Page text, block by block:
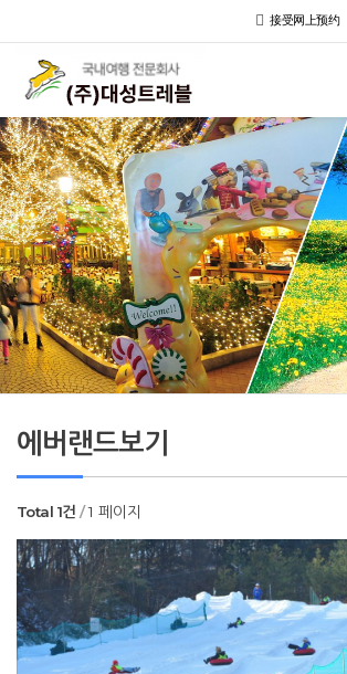
接受网上预约
에버랜드보기
Total 1건 1 페이지